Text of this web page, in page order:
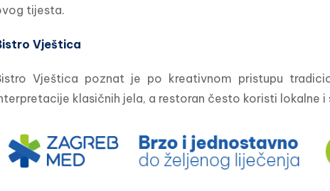
tijesta.
Vještica
Vještica poznat je po kreativnom pristupu
klasičnih jela, a restoran često koristi lokalne i